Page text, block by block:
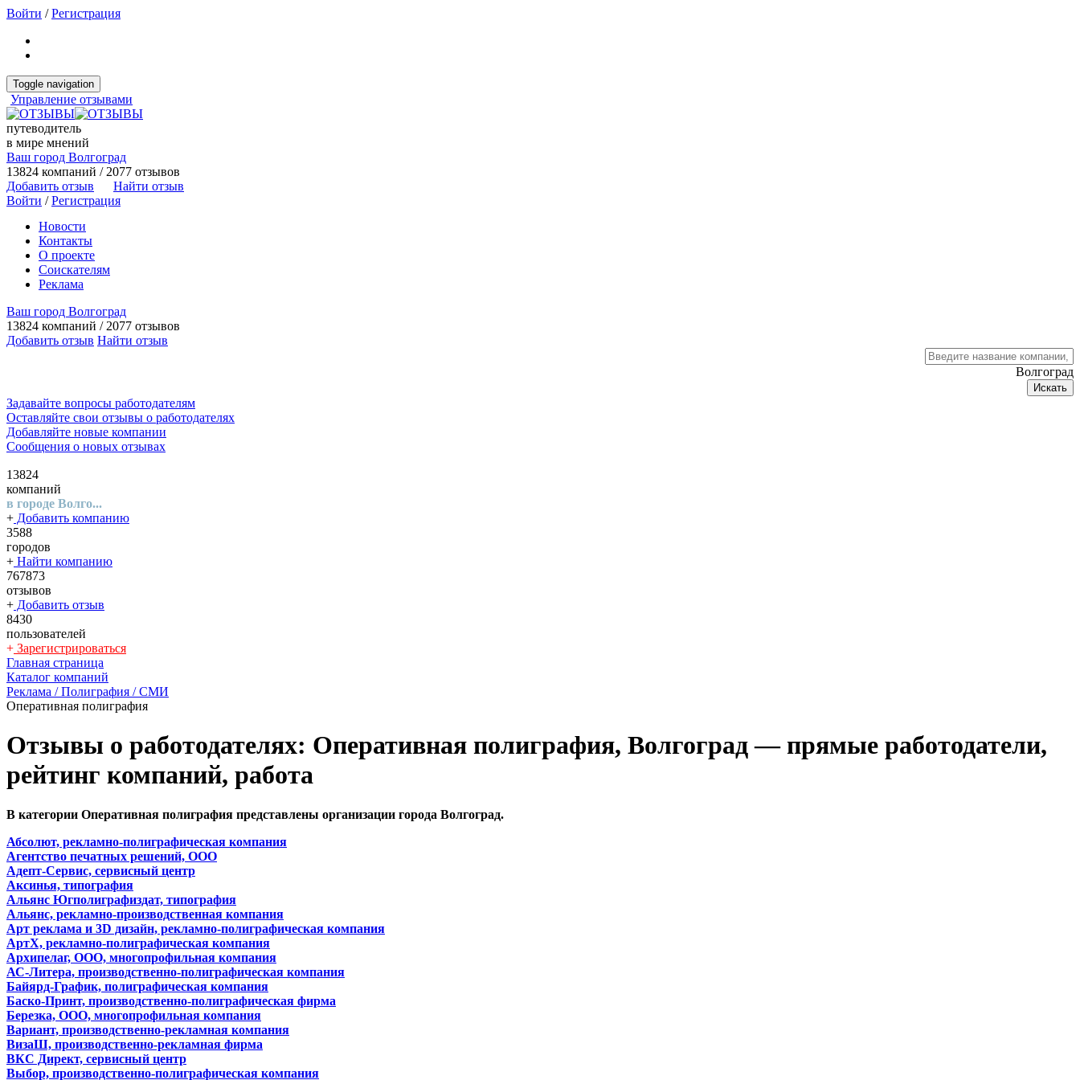
Войти /Регистрация
Toggle navigation
Управление отзывами
путеводитель
в мире мнений
Ваш город Волгоград
13824 компаний / 2077 отзывов
Добавить отзыв
Найти отзыв
Войти /Регистрация
Новости
Контакты
О проекте
Соискателям
Реклама
Ваш город Волгоград
13824 компаний / 2077 отзывов
Добавить отзыв Найти отзыв
Волгоград
Искать
Задавайте вопросы работодателям
Оставляйте свои отзывы о работодателях
Добавляйте новые компании
Сообщения о новых отзывах
13824
компаний
в городе Волго...
+ Добавить компанию
3588
городов
+ Найти компанию
767873
отзывов
+ Добавить отзыв
8430
пользователей
+ Зарегистрироваться
Главная страница
Каталог компаний
Реклама / Полиграфия / СМИ
Оперативная полиграфия
Отзывы о работодателях: Оперативная полиграфия, Волгоград — прямые работодатели,
рейтинг компаний, работа
В категории Оперативная полиграфия представлены организации города Волгоград.
Абсолют, рекламно-полиграфическая компания
Агентство печатных решений, ООО
Адепт-Сервис, сервисный центр
Аксинья, типография
Альянс Югполиграфиздат, типография
Альянс, рекламно-производственная компания
Арт реклама и 3D дизайн, рекламно-полиграфическая компания
АртX, рекламно-полиграфическая компания
Архипелаг, ООО, многопрофильная компания
АС-Литера, производственно-полиграфическая компания
Байярд-График, полиграфическая компания
Баско-Принт, производственно-полиграфическая фирма
Березка, ООО, многопрофильная компания
Вариант, производственно-рекламная компания
ВизаШ, производственно-рекламная фирма
ВКС Директ, сервисный центр
Выбор, производственно-полиграфическая компания